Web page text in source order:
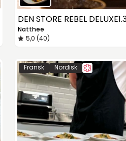
DEN STORE REBEL DELUXE
Natthee
5,0 (40)
Fransk Nordisk